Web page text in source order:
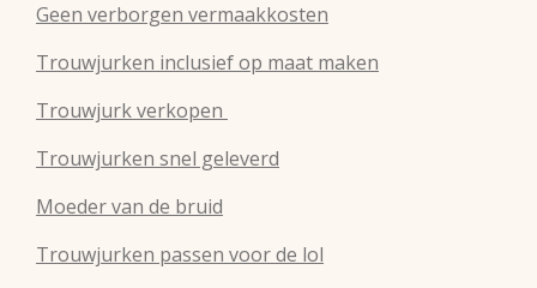
Geen verborgen vermaakkosten
Trouwjurken inclusief op maat maken
Trouwjurk verkopen
Trouwjurken snel geleverd
Moeder van de bruid
Trouwjurken passen voor de lol